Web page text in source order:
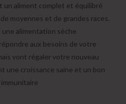
un aliment complet et équilibré
moyennes et de grandes races.
une alimentation sèche
aux besoins de votre
vont régaler votre nouveau
une croissance saine et un bon